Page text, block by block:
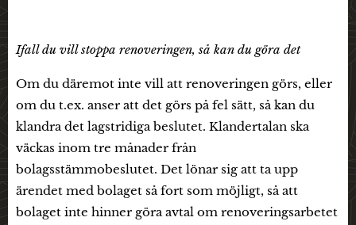
Ifall du vill stoppa renoveringen, så kan du göra det
Om du däremot inte vill att renoveringen görs, eller
om du t.ex. anser att det görs på fel sätt, så kan du
klandra det lagstridiga beslutet. Klandertalan ska
väckas inom tre månader från
bolagsstämmobeslutet. Det lönar sig att ta upp
ärendet med bolaget så fort som möjligt, så att
bolaget inte hinner göra avtal om renoveringsarbetet